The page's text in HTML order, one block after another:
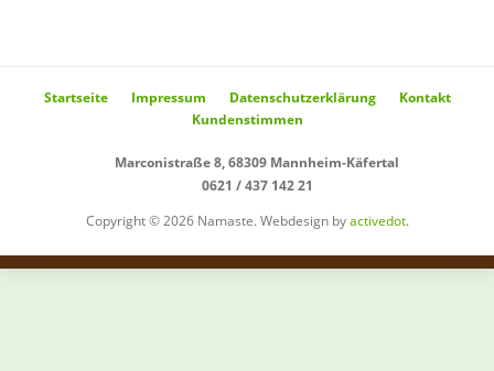
Startseite Impressum Datenschutzerklärung
Kontakt
Kundenstimmen
Marconistraße 8, 68309 Mannheim-Käfertal
0621 / 437 142 21
Copyright © 2026 Namaste. Webdesign by activedot.